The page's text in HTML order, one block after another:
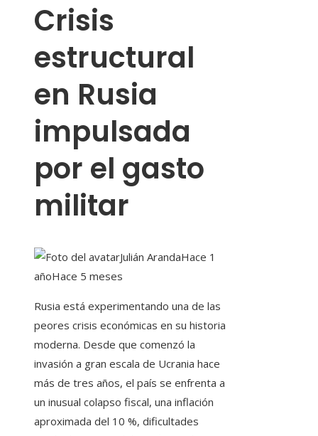
Crisis
estructural
en Rusia
impulsada
por el gasto
militar
Julián ArandaHace 1
añoHace 5 meses
Rusia está experimentando una de las
peores crisis económicas en su historia
moderna. Desde que comenzó la
invasión a gran escala de Ucrania hace
más de tres años, el país se enfrenta a
un inusual colapso fiscal, una inflación
aproximada del 10 %, dificultades